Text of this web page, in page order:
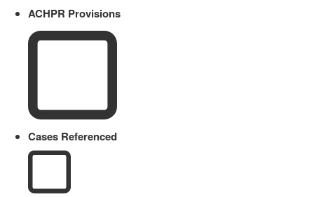
ACHPR Provisions
Cases Referenced